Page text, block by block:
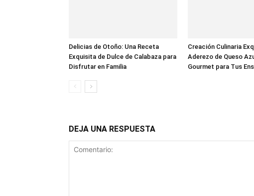
Delicias de Otoño: Una Receta
Exquisita de Dulce de Calabaza para
Disfrutar en Familia
Creación Culinaria
Aderezo de Queso
Gourmet para Tus
DEJA UNA RESPUESTA